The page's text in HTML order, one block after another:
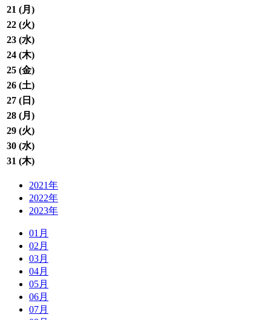
21 (月 )
22 (火)
23 (水)
24 (木)
25 (金)
26 (土)
27 ( 日 )
28 (月 )
29 (火)
30 (水)
31 (木)
2021年
2022年
2023年
01月
02月
03月
04月
05月
06月
07月